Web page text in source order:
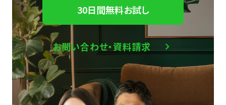
30日間無料お試し
お問い合わせ・資料請求